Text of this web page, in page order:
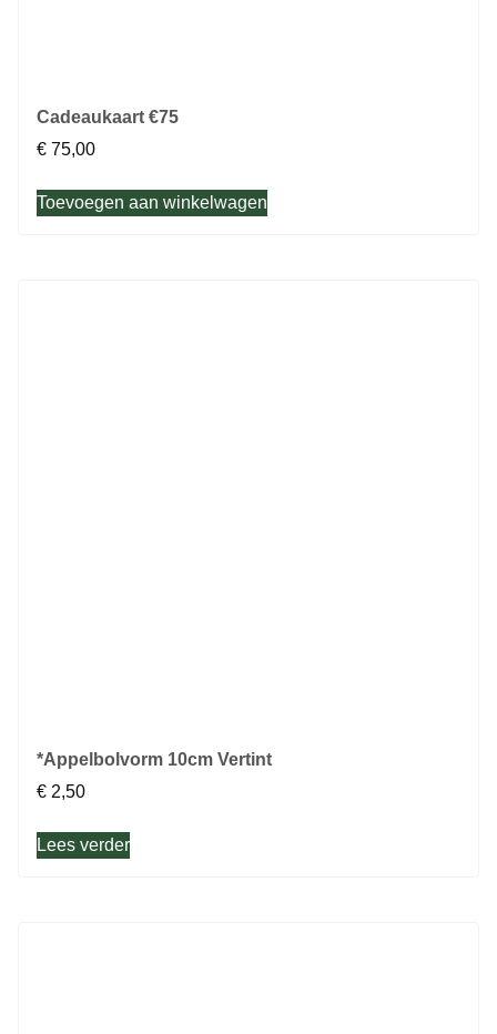
Cadeaukaart €75
€ 75,00
Toevoegen aan winkelwagen
*Appelbolvorm 10cm Vertint
€ 2,50
Lees verder